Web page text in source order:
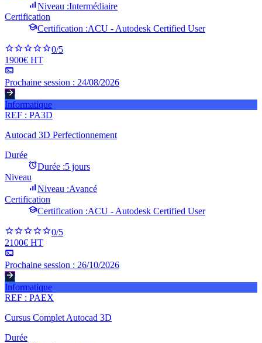
Niveau :Intermédiaire
Certification
Certification :ACU - Autodesk Certified User
0/5
1900€ HT
Prochaine session : 24/08/2026
Informatique
REF : PA3D
Autocad 3D Perfectionnement
Durée
Durée :5 jours
Niveau
Niveau :Avancé
Certification
Certification :ACU - Autodesk Certified User
0/5
2100€ HT
Prochaine session : 26/10/2026
Informatique
REF : PAEX
Cursus Complet Autocad 3D
Durée